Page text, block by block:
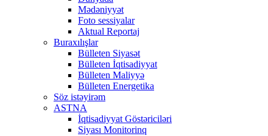
Mədəniyyət
Foto sessiyalar
Aktual Reportaj
Buraxılışlar
Bülleten Siyasət
Bülleten İqtisadiyyat
Bülleten Maliyyə
Bülleten Energetika
Söz istəyirəm
ASTNA
İqtisadiyyat Göstəriciləri
Siyası Monitorinq